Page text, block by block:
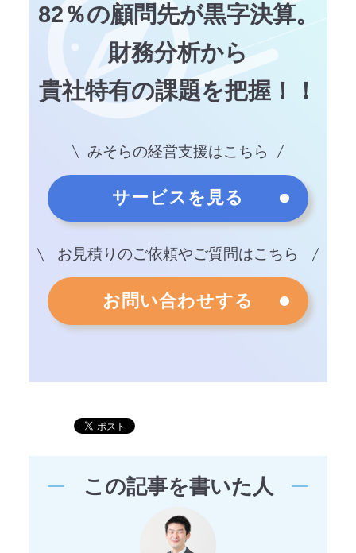
82％の顧問先が黒字決算。
財務分析から
貴社特有の課題を把握！！
みそらの経営支援はこちら
サービスを見る
お見積りのご依頼やご質問はこちら
お問い合わせする
この記事を書いた人